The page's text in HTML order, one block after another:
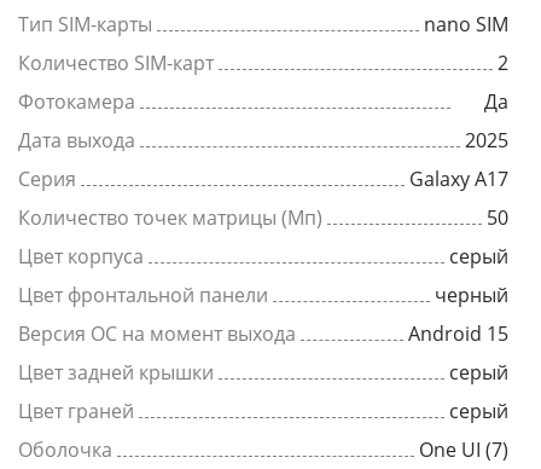
Тип SIM-карты
nano SIM
Количество SIM-карт
2
Фотокамера
Да
Дата выхода
2025
Серия
Galaxy A17
Количество точек матрицы (Мп)
50
Цвет корпуса
серый
Цвет фронтальной панели
черный
Версия ОС на момент выхода
Android 15
Цвет задней крышки
серый
Цвет граней
серый
Оболочка
One UI (7)